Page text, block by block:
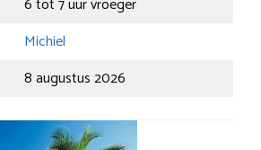
Michiel
8 augustus 2026